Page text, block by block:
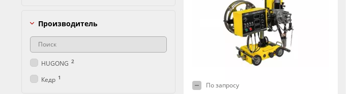
По запросу
Производитель
HUGONG 2
Кедр 1